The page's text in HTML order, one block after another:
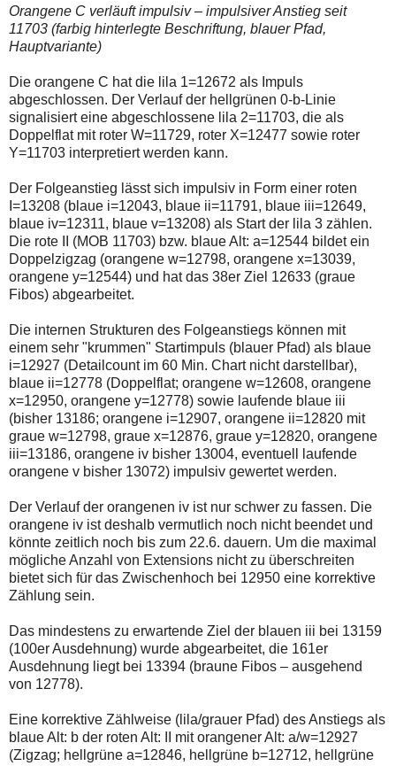
Orangene C verläuft impulsiv – impulsiver Anstieg seit
11703 (farbig hinterlegte Beschriftung, blauer Pfad,
Hauptvariante)
Die orangene C hat die lila 1=12672 als Impuls
abgeschlossen. Der Verlauf der hellgrünen 0-b-Linie
signalisiert eine abgeschlossene lila 2=11703, die als
Doppelflat mit roter W=11729, roter X=12477 sowie roter
Y=11703 interpretiert werden kann.
Der Folgeanstieg lässt sich impulsiv in Form einer roten
I=13208 (blaue i=12043, blaue ii=11791, blaue iii=12649,
blaue iv=12311, blaue v=13208) als Start der lila 3 zählen.
Die rote II (MOB 11703) bzw. blaue Alt: a=12544 bildet ein
Doppelzigzag (orangene w=12798, orangene x=13039,
orangene y=12544) und hat das 38er Ziel 12633 (graue
Fibos) abgearbeitet.
Die internen Strukturen des Folgeanstiegs können mit
einem sehr "krummen" Startimpuls (blauer Pfad) als blaue
i=12927 (Detailcount im 60 Min. Chart nicht darstellbar),
blaue ii=12778 (Doppelflat; orangene w=12608, orangene
x=12950, orangene y=12778) sowie laufende blaue iii
(bisher 13186; orangene i=12907, orangene ii=12820 mit
graue w=12798, graue x=12876, graue y=12820, orangene
iii=13186, orangene iv bisher 13004, eventuell laufende
orangene v bisher 13072) impulsiv gewertet werden.
Der Verlauf der orangenen iv ist nur schwer zu fassen. Die
orangene iv ist deshalb vermutlich noch nicht beendet und
könnte zeitlich noch bis zum 22.6. dauern. Um die maximal
mögliche Anzahl von Extensions nicht zu überschreiten
bietet sich für das Zwischenhoch bei 12950 eine korrektive
Zählung sein.
Das mindestens zu erwartende Ziel der blauen iii bei 13159
(100er Ausdehnung) wurde abgearbeitet, die 161er
Ausdehnung liegt bei 13394 (braune Fibos – ausgehend
von 12778).
Eine korrektive Zählweise (lila/grauer Pfad) des Anstiegs als
blaue Alt: b der roten Alt: II mit orangener Alt: a/w=12927
(Zigzag; hellgrüne a=12846, hellgrüne b=12712, hellgrüne